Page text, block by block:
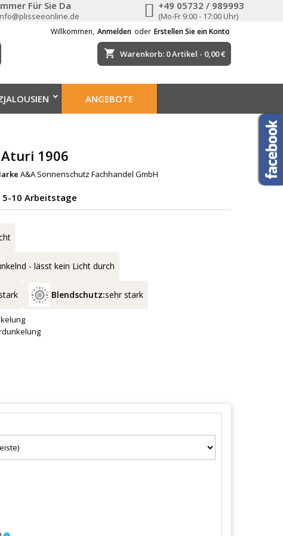
Für Sie Da +49 05732 / 989993
(Mo-Fr 9:00 - 17:00 Uhr)
Willkommen, Anmelden oder Erstellen Sie ein Konto
shopping_cart Warenkorb: 0Artikel - 0,00 €
ANGEBOTE
1906
A&A Sonnenschutz Fachhandel GmbH
5-10 Arbeitstage
- lässt kein Licht durch
Blendschutz:sehr stark